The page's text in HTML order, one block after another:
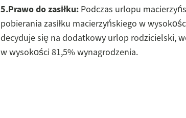
5.Prawo do zasiłku:Podczas urlopu
pobierania zasiłku macierzyńskiego w
decyduje się na dodatkowy urlop rodzicielski,
w wysokości 81,5% wynagrodzenia.